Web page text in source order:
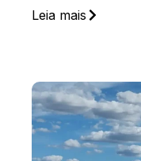
Leia mais